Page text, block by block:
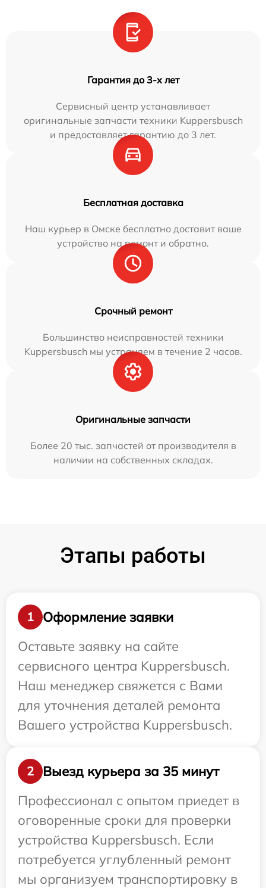
Гарантия до 3-х лет
Сервисный центр устанавливает
оригинальные запчасти техники Kuppersbusch
и предоставляет гарантию до 3 лет.
Бесплатная доставка
Наш курьер в Омске бесплатно доставит ваше
устройство на ремонт и обратно.
Срочный ремонт
Большинство неисправностей техники
Kuppersbusch мы устраняем в течение 2 часов.
Оригинальные запчасти
Более 20 тыс. запчастей от производителя в
наличии на собственных складах.
Этапы работы
1
Оформление заявки
Оставьте заявку на сайте
сервисного центра Kuppersbusch.
Наш менеджер свяжется с Вами
для уточнения деталей ремонта
Вашего устройства Kuppersbusch.
2
Выезд курьера за 35 минут
Профессионал с опытом приедет в
оговоренные сроки для проверки
устройства Kuppersbusch. Если
потребуется углубленный ремонт
мы организуем транспортировку в